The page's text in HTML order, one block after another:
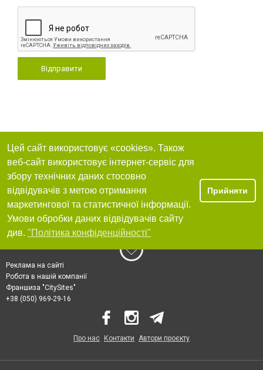
Відправити
Цей сайт використовує «cookies». Також
веб-сайт використовує інтернет-сервіс для
збору технічних даних стосовно
відвідувачів з метою отримання
маркетингової та статистичної інформації.
Умови обробки даних відвідувачів сайту
див. "Політика конфіденційності"
Прийняти
Реклама на сайті
Робота в нашій компанії
Франшиза "CitySites"
+38 (050) 969-29-16
Про нас Контакти Автори проєкту